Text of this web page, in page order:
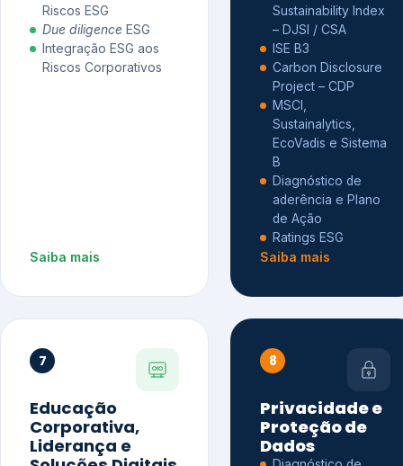
Riscos ESG
Due diligence ESG
Integração ESG aos
Riscos Corporativos
Saiba mais
Sustainability Index
– DJSI / CSA
ISE B3
Carbon Disclosure
Project – CDP
MSCI,
Sustainalytics,
EcoVadis e Sistema
B
Diagnóstico de
aderência e Plano
de Ação
Ratings ESG
Saiba mais
7
Educação
Corporativa,
Liderança e
8
Privacidade e
Proteção de
Dados